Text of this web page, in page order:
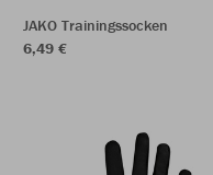
JAKO Trainingssocken
6,49 €